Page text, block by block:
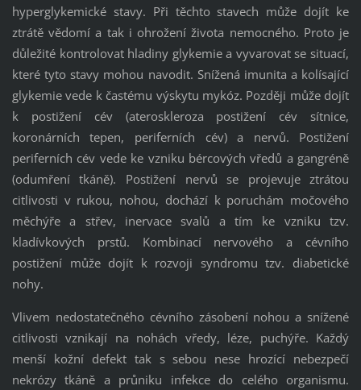
hyperglykemické stavy. Při těchto stavech může dojít ke
ztrátě vědomí a tak i ohrožení života nemocného. Proto je
důležité kontrolovat hladiny glykemie a vyvarovat se situací,
které tyto stavy mohou navodit. Snížená imunita a kolísající
glykemie vede k častému výskytu mykóz. Později může dojít
k postižení cév (ateroskleroza postižení cév sítnice,
koronárních tepen, periferních cév) a nervů. Postižení
periferních cév vede ke vzniku bércových vředů a gangréně
(odumření tkáně). Postižení nervů se projevuje ztrátou
citlivosti v rukou, nohou, dochází k poruchám močového
měchýře a střev, inervace svalů a tím ke vzniku tzv.
kladívkových prstů. Kombinací nervového a cévního
postižení může dojít k rozvoji syndromu tzv. diabetické
nohy.
Vlivem nedostatečného cévního zásobení nohou a snížené
citlivosti vznikají na nohách vředy, léze, puchýře. Každý
menší kožní defekt tak s sebou nese hrozící nebezpečí
nekrózy tkáně a průniku infekce do celého organismu.